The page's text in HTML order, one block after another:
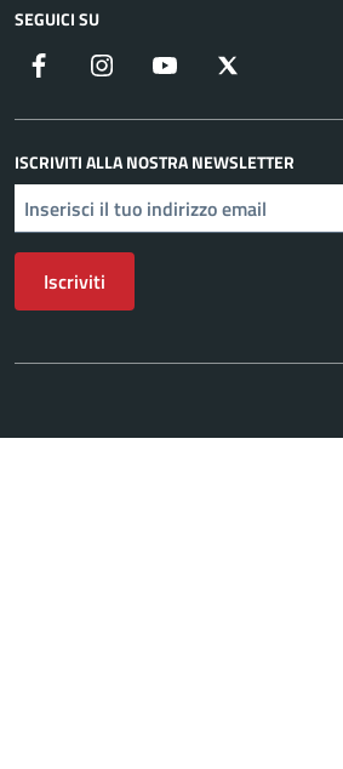
SEGUICI SU
Facebook Instagram YouTube
ISCRIVITI ALLA NOSTRA NEWSLETTER